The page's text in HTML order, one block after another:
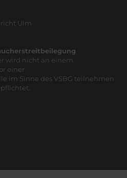
Ulm
wird nicht an einem
einer
im Sinne des VSBG teilnehmen